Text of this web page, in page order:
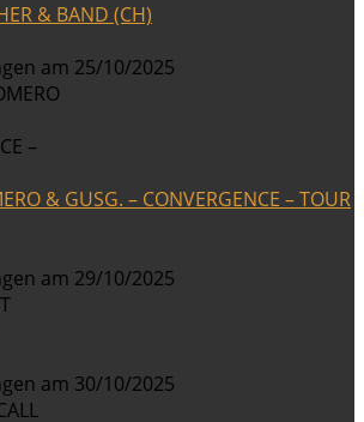
& BAND (CH)
am 25/10/2025
& GUSG. – CONVERGENCE – TOUR
am 29/10/2025
am 30/10/2025